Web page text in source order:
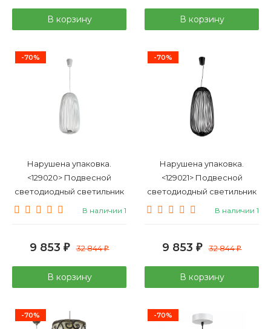
В корзину В корзину
-70%
Нарушена упаковка.
<129020> Подвесной
светодиодный светильник
Favourite Phantasm 2099-2P
В наличии 1
9 853 ₽ 32 844₽
В корзину
-70%
Нарушена упаковка.
<129021> Подвесной
светодиодный светильник
Favourite Phantasm 2100-2P
В наличии 1
9 853 ₽ 32 844₽
В корзину
-70% -70%